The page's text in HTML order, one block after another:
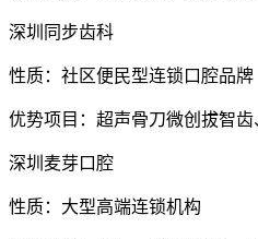
深圳同步齿科
性质：社区便民型连锁口腔品牌
优势项目：超声骨刀微创拔智
深圳麦芽口腔
性质：大型高端连锁机构